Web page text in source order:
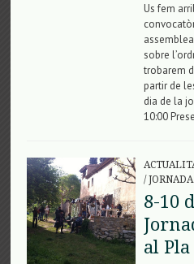
Us fem
sobre
trobarem
partir de
dia de la
10:00
/
8-10
al Pla